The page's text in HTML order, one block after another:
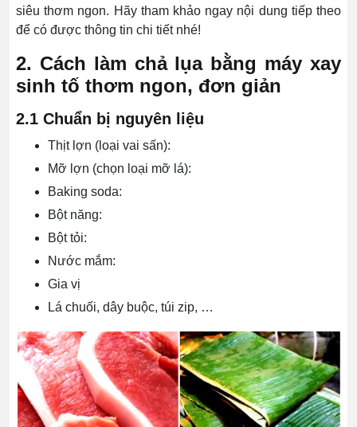
siêu thơm ngon. Hãy tham khảo ngay nội dung tiếp theo
để có được thông tin chi tiết nhé!
2. Cách làm chả lụa bằng máy xay
sinh tố thơm ngon, đơn giản
2.1 Chuẩn bị nguyên liệu
Thịt lợn (loại vai sấn):
Mỡ lợn (chọn loại mỡ lá):
Baking soda:
Bột năng:
Bột tỏi:
Nước mắm:
Gia vị
Lá chuối, dây buộc, túi zip, …